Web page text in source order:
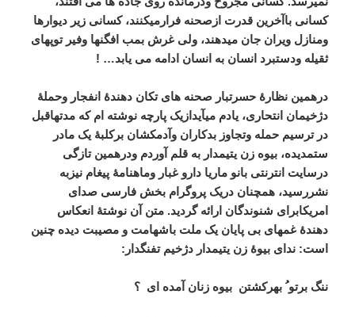
کسانی باآخرین قدرت ازصحنه فرارمیکنند، کسانی زیر دیوارها
ومنازل ویران جان میدهند، ولی غرش بمب افگنها وفیر توپهای
ثقیله ودستبرد انسان به انسان ادامه می یابد… !
درهمین نظارۀ حسرتبار صحنه های تکان دهندۀ انفجار وحملۀ
دژخیمان انتحاری، یادم میآیدازیک پارچه نوشته ام که مدتهاقبل
در ترسیم حمله وتجاوز بدکاران وآدمکشان برکلبۀ یک مادر
ستمدیده، بیوه زن یتیمدار به قلم آوردم ودرهمین تازگی
درسایت انترنتی بانو ماریا دارو غبار وماهنامۀ پیغام نیزبه
نشررسید، همچنان دریک پروگرام بخش فارسی صدای
امریکابرای شنوندگان ارائه گردید. متن آن نوشتۀ انعکاس
دهندۀ غمهای بی پایان یک ملت باشهامت و مصیبت دیده چنین
است: ندای بیوۀ زن یتیمدار دژخیم تفنگدار:
ننگ برتو ُ بهرکشتن بیوه زنان آمده ای ؟